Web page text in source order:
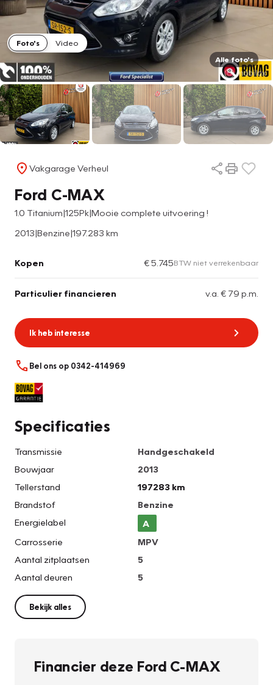
Foto's
Video
Alle foto's
Vakgarage Verheul
Ford C-MAX
1.0 Titanium|125Pk|Mooie complete uitvoering !
2013|Benzine|197.283 km
Kopen € 5.745BTW niet verrekenbaar
Particulier financieren v.a. € 79 p.m.
Ik heb interesse
Bel ons op 0342-414969
Specificaties
Transmissie
Handgeschakeld
Bouwjaar
2013
Tellerstand
197283 km
Brandstof
Benzine
Energielabel
A
Carrosserie
MPV
Aantal zitplaatsen
5
Aantal deuren
5
Bekijk alles
Financier deze Ford C-MAX